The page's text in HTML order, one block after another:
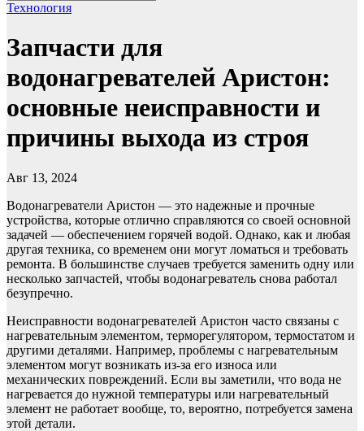
Технология
Запчасти для
водонагревателей Аристон:
основные неисправности и
причины выхода из строя
Авг 13, 2024
Водонагреватели Аристон — это надежные и прочные
устройства, которые отлично справляются со своей основной
задачей — обеспечением горячей водой. Однако, как и любая
другая техника, со временем они могут ломаться и требовать
ремонта. В большинстве случаев требуется заменить одну или
несколько запчастей, чтобы водонагреватель снова работал
безупречно.
Неисправности водонагревателей Аристон часто связаны с
нагревательным элементом, терморегулятором, термостатом и
другими деталями. Например, проблемы с нагревательным
элементом могут возникать из-за его износа или
механических повреждений. Если вы заметили, что вода не
нагревается до нужной температуры или нагревательный
элемент не работает вообще, то, вероятно, потребуется замена
этой детали.